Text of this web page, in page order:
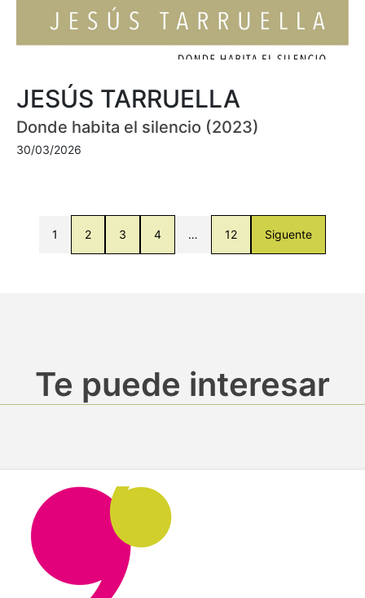
JESÚS TARRUELLA
Donde habita el silencio (2023)
30/03/2026
1 2 3 4 … 12 Siguente
Te puede interesar